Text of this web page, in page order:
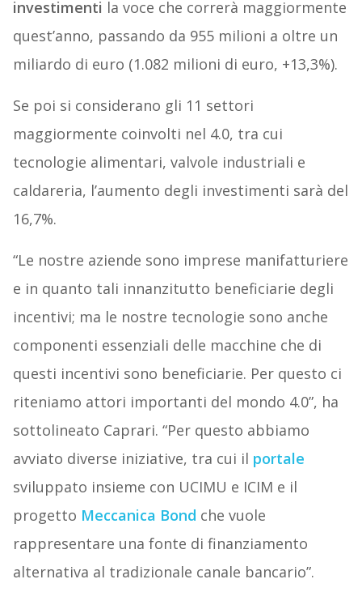
investimenti la voce che correrà maggiormente
quest’anno, passando da 955 milioni a oltre un
miliardo di euro (1.082 milioni di euro, +13,3%).
Se poi si considerano gli 11 settori
maggiormente coinvolti nel 4.0, tra cui
tecnologie alimentari, valvole industriali e
caldareria, l’aumento degli investimenti sarà del
16,7%.
“Le nostre aziende sono imprese manifatturiere
e in quanto tali innanzitutto beneficiarie degli
incentivi; ma le nostre tecnologie sono anche
componenti essenziali delle macchine che di
questi incentivi sono beneficiarie. Per questo ci
riteniamo attori importanti del mondo 4.0”, ha
sottolineato Caprari. “Per questo abbiamo
avviato diverse iniziative, tra cui il portale
sviluppato insieme con UCIMU e ICIM e il
progetto Meccanica Bond che vuole
rappresentare una fonte di finanziamento
alternativa al tradizionale canale bancario”.